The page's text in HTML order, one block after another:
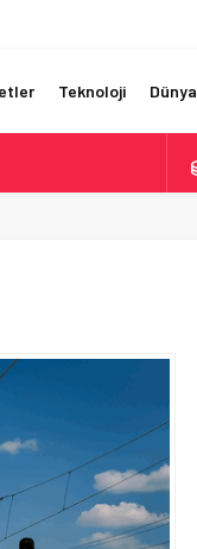
Teknoloji Dünya
Artışı